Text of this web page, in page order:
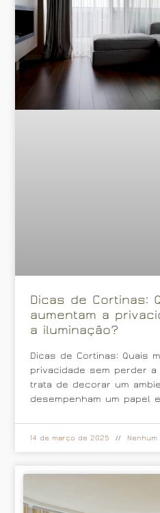
Dicas de Cortinas:
aumentam a
a iluminação?
Dicas de Cortinas: Quais
privacidade sem perder a
trata de decorar um
desempenham um papel
14 de março de 2025